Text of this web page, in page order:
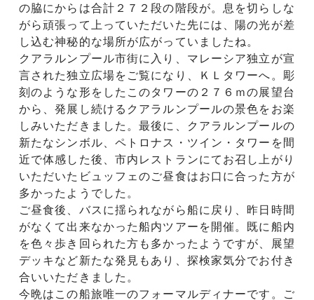
の脇にからは合計２７２段の階段が。息を切らしな
がら頑張って上っていただいた先には、陽の光が差
し込む神秘的な場所が広がっていましたね。
クアラルンプール市街に入り、マレーシア独立が宣
言された独立広場をご覧になり、ＫＬタワーへ。彫
刻のような形をしたこのタワーの２７６ｍの展望台
から、発展し続けるクアラルンプールの景色をお楽
しみいただきました。最後に、クアラルンプールの
新たなシンボル、ペトロナス・ツイン・タワーを間
近で体感した後、市内レストランにてお召し上がり
いただいたビュッフェのご昼食はお口に合った方が
多かったようでした。
ご昼食後、バスに揺られながら船に戻り、昨日時間
がなくて出来なかった船内ツアーを開催。既に船内
を色々歩き回られた方も多かったようですが、展望
デッキなど新たな発見もあり、探検家気分でお付き
合いいただきました。
今晩はこの船旅唯一のフォーマルディナーです。ご